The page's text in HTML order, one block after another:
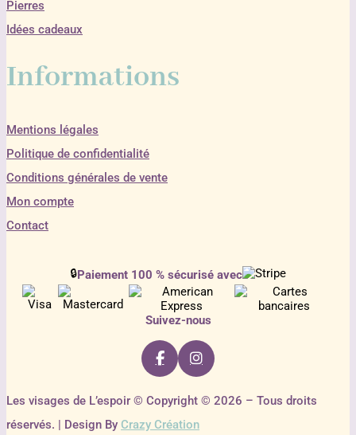
Pierres
Idées cadeaux
Informations
Mentions légales
Politique de confidentialité
Conditions générales de vente
Mon compte
Contact
🔒Paiement 100 % sécurisé avec
Suivez-nous
Les visages de L’espoir © Copyright © 2026 – Tous droits
réservés. | Design By Crazy Création